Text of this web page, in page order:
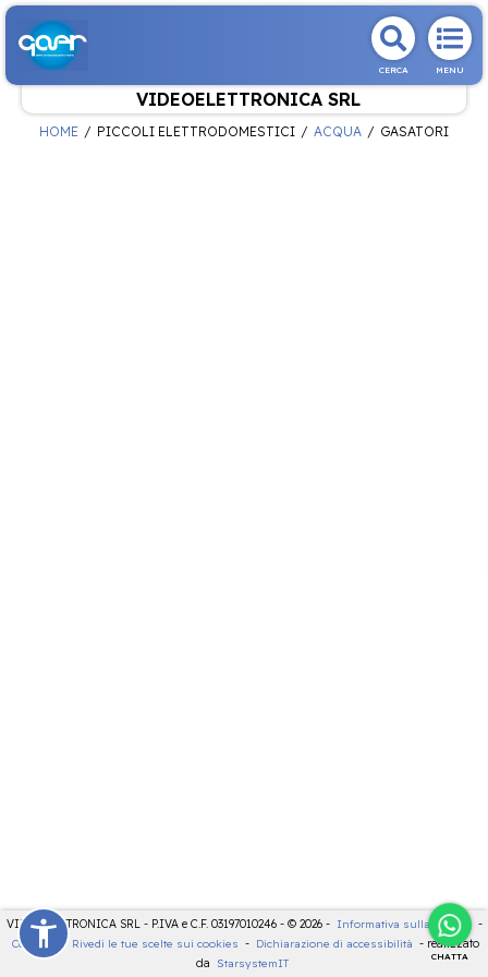
CERCA MENU
VIDEOELETTRONICA SRL
CHATTA
HOME PICCOLI ELETTRODOMESTICI ACQUA GASATORI
VIDEOELETTRONICA SRL - P.IVA e C.F. 03197010246 - © 2026 - Informativa sulla privacy -
Cookies
- Rivedi le tue scelte sui cookies - Dichiarazione di accessibilità - realizzato
da
StarsystemIT